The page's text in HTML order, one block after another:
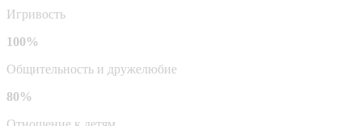
Игривость
100%
Общительность и дружелюбие
80%